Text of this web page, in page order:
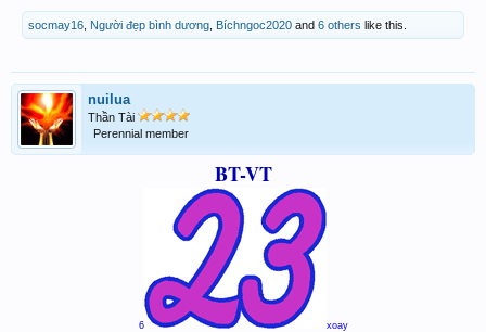
socmay16 Người đẹp bình dương Bíchngoc2020 and 6 others like this.
nuilua
Thần Tài
Perennial member
BT-VT
6 xoay